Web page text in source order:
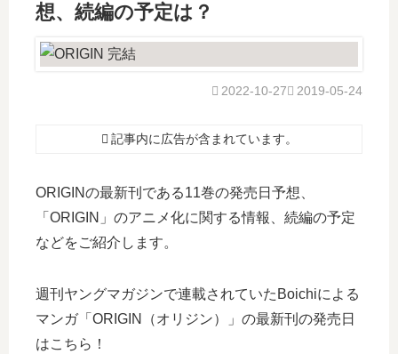
想、続編の予定は？
2019-05-24
2022-10-27
記事内に広告が含まれています。
ORIGINの最新刊である11巻の発売日予想、
「ORIGIN」のアニメ化に関する情報、続編の予定
などをご紹介します。
週刊ヤングマガジンで連載されていたBoichiによる
マンガ「ORIGIN（オリジン）」の最新刊の発売日
はこちら！